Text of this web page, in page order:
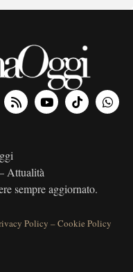
Attualità
sempre aggiornato.
Policy –Cookie Policy